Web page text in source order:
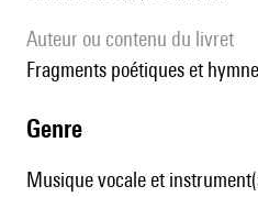
Auteur ou contenu du livret
fragments poétiques et
genre
Musique vocale et